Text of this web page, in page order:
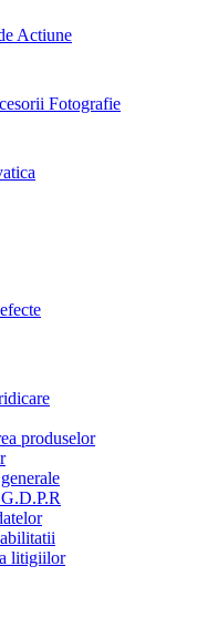
Actiune
Fotografie
produselor
litigiilor